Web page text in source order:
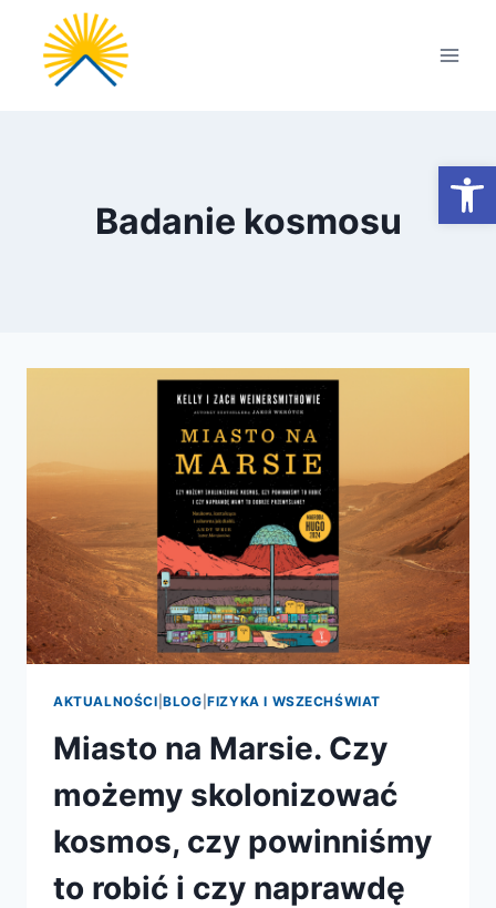
Przejdź
treści
Badanie kosmosu
AKTUALNOŚCI |BLOG |FIZYKA I WSZECHŚWIAT
Miasto na Marsie. Czy
możemy skolonizować
kosmos, czy powinniśmy
to robić i czy naprawdę